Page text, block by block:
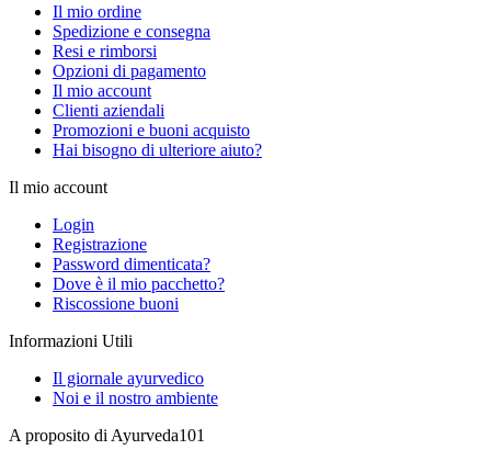
Il mio ordine
Spedizione e consegna
Resi e rimborsi
Opzioni di pagamento
Il mio account
Clienti aziendali
Promozioni e buoni acquisto
Hai bisogno di ulteriore aiuto?
Il mio account
Login
Registrazione
Password dimenticata?
Dove è il mio pacchetto?
Riscossione buoni
Informazioni Utili
Il giornale ayurvedico
Noi e il nostro ambiente
A proposito di Ayurveda101